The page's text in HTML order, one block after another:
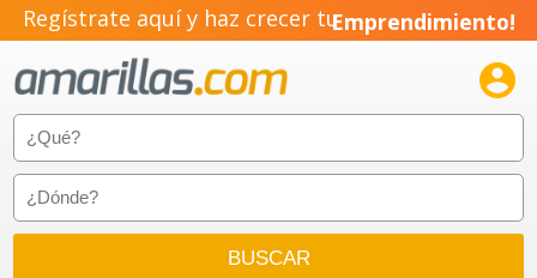
Regístrate aquí y haz crecer tuEmprendimiento!
